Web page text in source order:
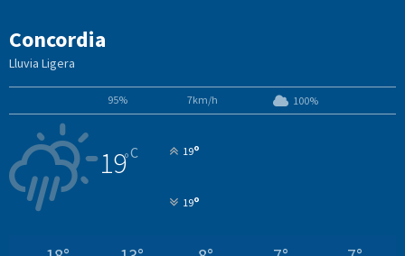
Concordia
Lluvia Ligera
95% 7km/h 100%
19°C 19°
19°